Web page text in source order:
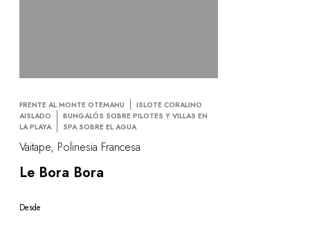
FRENTE AL MONTE OTEMANU
ISLOTE CORALINO
AISLADO
BUNGALÓS SOBRE PILOTES Y VILLAS EN
LA PLAYA
SPA SOBRE EL AGUA
Vaitape, Polinesia Francesa
Le Bora Bora
Desde